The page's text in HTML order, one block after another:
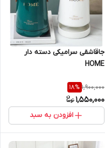
جاقاشقی سرامیکی دسته دار
HOME
1,900,000
18%
1,550,000
افزودن به سبد